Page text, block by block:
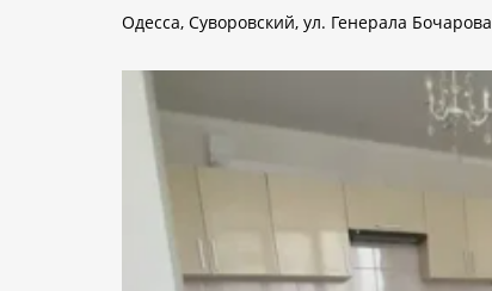
Одесса, Суворовский, ул. Генерала Бочарова